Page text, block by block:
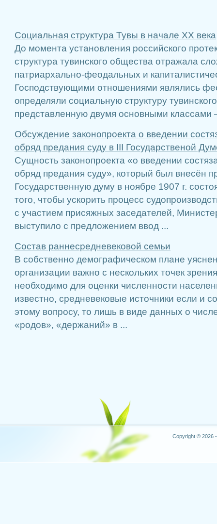
Социальная структура Тувы в начале ХХ века
До момента установления российского
структура тувинского общества отражала
патриархально-феодальных и
Господствующими отношениями являлись
определяли социальную структуру
представленную двумя основными классами
Обсуждение законопроекта о введении
обряд предания суду в III Государственой
Сущность законопроекта «о введении
обряд предания суду», который был внесён
Государственную думу в ноябре 1907 г.
того, чтобы ускорить процесс
с участием присяжных заседателей,
выступило с предложением ввод ...
Состав раннесредневековой семьи
В собственно демографическом плане
организации важно с нескольких точек
необходимо для оценки численности
известно, средневековые источники если и
этому вопросу, то лишь в виде данных о
«родов», «держаний» в ...
Copyright © 2026